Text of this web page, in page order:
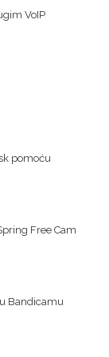
VoIP
pomoću
Free Cam
Bandicamu